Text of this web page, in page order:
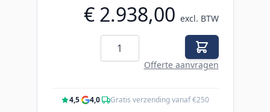
€ 2.938,00 excl. BTW
Aantal
Offerte aanvragen
4,5· 4,0· Gratis verzending vanaf €250